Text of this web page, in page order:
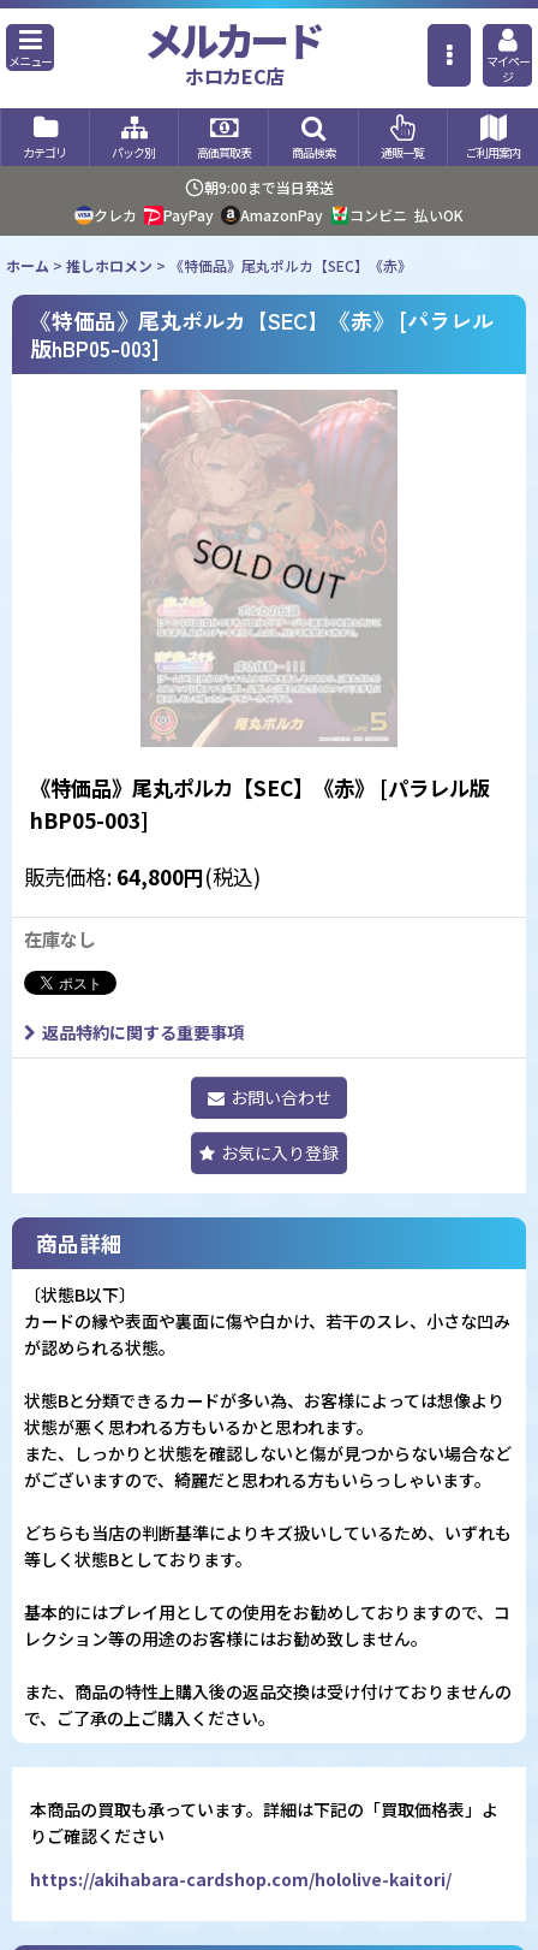
メニュー メルカード
ホロカEC店
マイペー
ジ
カテゴリ パック別 高価買取表 商品検索 通販一覧 ご利用案内
朝9:00まで当日発送
クレカ
PayPay AmazonPay コンビニ 払いOK
ホーム > 推しホロメン > 《特価品》尾丸ポルカ【SEC】《赤》
《特価品》尾丸ポルカ【SEC】《赤》 [パラレル
版hBP05-003]
《特価品》尾丸ポルカ【SEC】《赤》 [パラレル版
hBP05-003]
販売価格: 64,800円(税込)
在庫なし
返品特約に関する重要事項
お問い合わせ
お気に入り登録
商品詳細
〔状態B以下〕
カードの縁や表面や裏面に傷や白かけ、若干のスレ、小さな凹み
が認められる状態。
状態Bと分類できるカードが多い為、お客様によっては想像より
状態が悪く思われる方もいるかと思われます。
また、しっかりと状態を確認しないと傷が見つからない場合など
がございますので、綺麗だと思われる方もいらっしゃいます。
どちらも当店の判断基準によりキズ扱いしているため、いずれも
等しく状態Bとしております。
基本的にはプレイ用としての使用をお勧めしておりますので、コ
レクション等の用途のお客様にはお勧め致しません。
また、商品の特性上購入後の返品交換は受け付けておりませんの
で、ご了承の上ご購入ください。
本商品の買取も承っています。詳細は下記の「買取価格表」よ
りご確認ください
https://akihabara-cardshop.com/hololive-kaitori/